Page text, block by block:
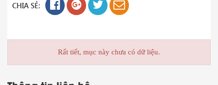
CHIA SẺ:
Rất tiết, mục này chưa có dữ liệu.